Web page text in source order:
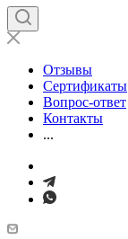
Отзывы
Сертификаты
Вопрос-ответ
Контакты
...